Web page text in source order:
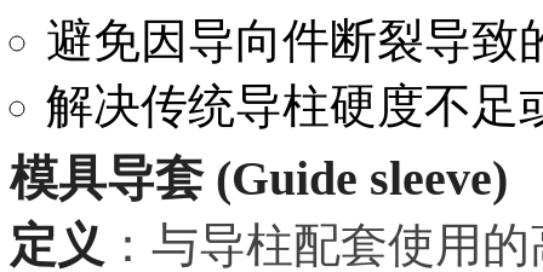
避免因导向件断裂导致
解决传统导柱硬度不足
模具导套 (Guide sleeve)
定义 ：与导柱配套使用